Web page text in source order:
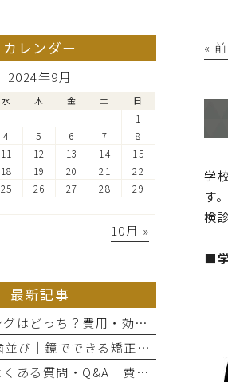
«
学
す
検
■
カレンダー
2024年9月
水 木 金 土 日
1
4 5 6 7
8
11 12 13 14
15
18 19 20 21
22
25 26 27 28
29
10月 »
最新記事
ホワイトニングはどっち？費用・効果・期間の違いから選び方を解説
30代で悩む歯並び｜鏡でできる矯正セルフチェックと将来のリスク
前歯矯正のよくある質問・Q&A｜費用・期間と部分矯正の適応を解説